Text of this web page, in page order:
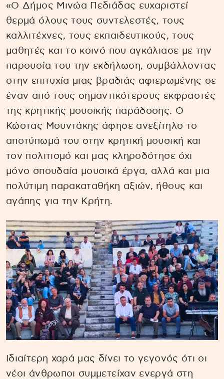
«Ο Δήμος Μινώα Πεδιάδας ευχαριστεί
θερμά όλους τους συντελεστές, τους
καλλιτέχνες, τους εκπαιδευτικούς, τους
μαθητές και το κοινό που αγκάλιασε με την
παρουσία του την εκδήλωση, συμβάλλοντας
στην επιτυχία μιας βραδιάς αφιερωμένης σε
έναν από τους σημαντικότερους εκφραστές
της κρητικής μουσικής παράδοσης. Ο
Κώστας Μουντάκης άφησε ανεξίτηλο το
αποτύπωμά του στην κρητική μουσική και
τον πολιτισμό και μας κληροδότησε όχι
μόνο σπουδαία μουσικά έργα, αλλά και μια
πολύτιμη παρακαταθήκη αξιών, ήθους και
αγάπης για την Κρήτη.
Ιδιαίτερη χαρά μας δίνει το γεγονός ότι οι
νέοι άνθρωποι συμμετείχαν ενεργά στη